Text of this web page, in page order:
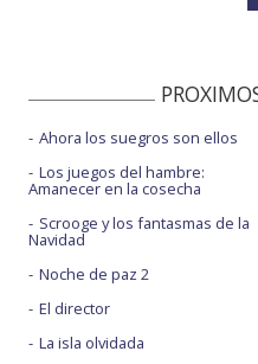
Ahora los suegros son ellos
Los juegos del hambre:
Amanecer en la cosecha
Scrooge y los fantasmas de la
Navidad
Noche de paz 2
El director
La isla olvidada